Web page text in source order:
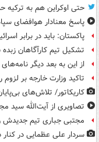
حتی اوکراین هم به ترکیه
پاسخ معنادار هوافضای
پاکستان: باید در برابر
تشکیل تیم کارآگاهان
از این به بعد دیگر
تاکید وزارت خارجه بر
کاریکاتور/ تلاش‌های
تصاویری از آیت‌الله سید
مجتبی جباری تیم جدیدش
سردار علی عظمایی در کنار